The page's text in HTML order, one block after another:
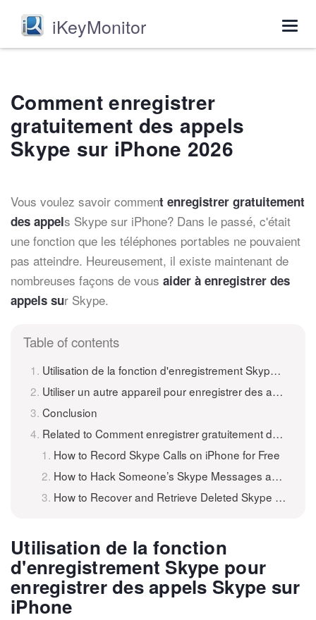
iKeyMonitor
Comment enregistrer
gratuitement des appels
Skype sur iPhone 2026
Vous voulez savoir comment enregistrer gratuitement
des appels Skype sur iPhone? Dans le passé, c'était
une fonction que les téléphones portables ne pouvaient
pas atteindre. Heureusement, il existe maintenant de
nombreuses façons de vous aider à enregistrer des
appels sur Skype.
Table of contents
Utilisation de la fonction d'enregistrement Skype pour enregistrer des appels Skype sur iPhone
Utiliser un autre appareil pour enregistrer des appels Skype sur iPhone
Conclusion
Related to Comment enregistrer gratuitement des appels Skype sur iPhone
How to Record Skype Calls on iPhone for Free
How to Hack Someone’s Skype Messages and Conversations on iPhone, iPad, and Android?
How to Recover and Retrieve Deleted Skype Messages and Chat History on iPhone/iPad
Utilisation de la fonction
d'enregistrement Skype pour
enregistrer des appels Skype sur
iPhone